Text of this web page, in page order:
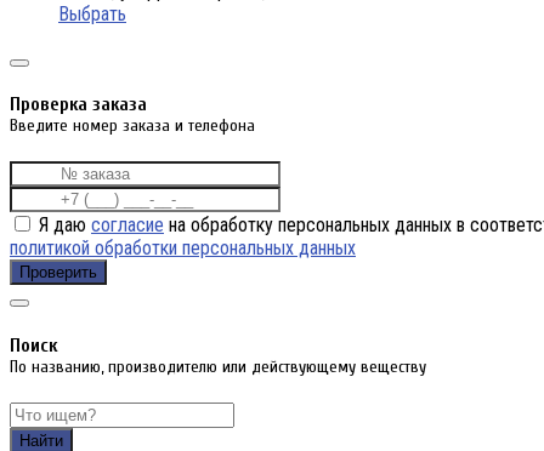
Выбрать
Проверка заказа
Введите номер заказа и телефона
Я даю согласие на обработку персональных данных в
политикой обработки персональных данных
Проверить
Поиск
По названию, производителю или действующему веществу
Найти